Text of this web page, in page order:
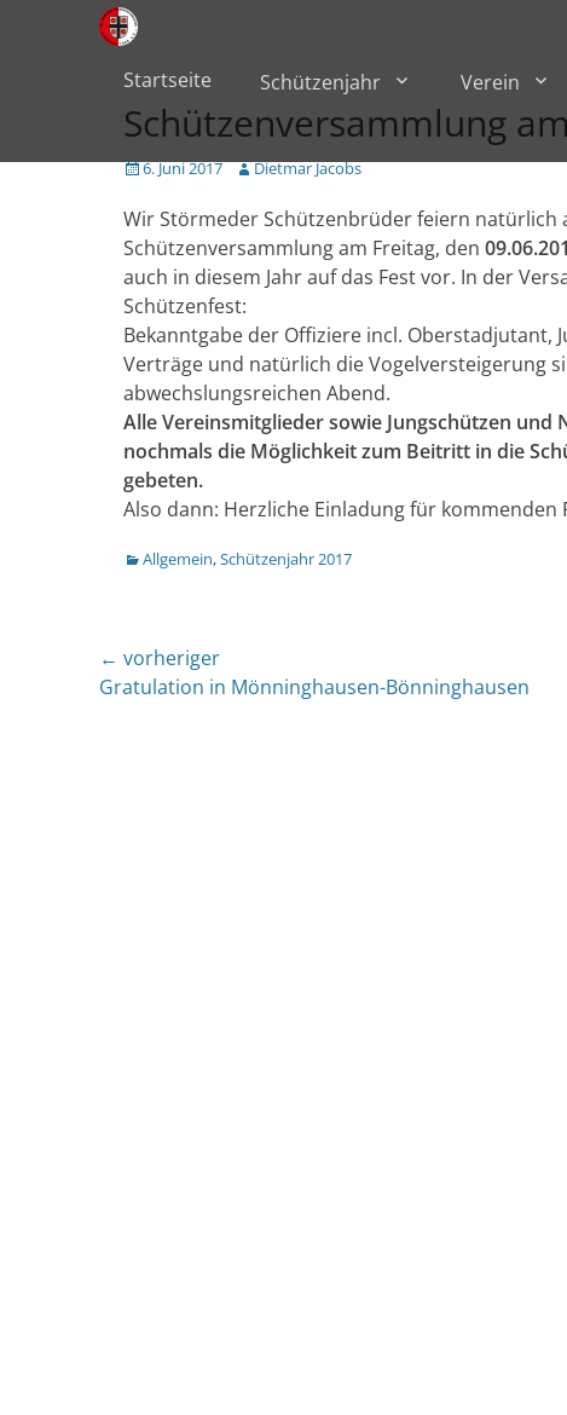
zum
Inhalt
überspringen
Primärmenü
Startseite Schützenjahr Verein
Schützenversammlung
Veröffentlicht
6. Juni 2017 Author
Dietmar Jacobs
Wir Störmeder Schützenbrüder feiern natürlich
Schützenversammlung am Freitag, den
auch in diesem Jahr auf das Fest vor. In der
Schützenfest:
Bekanntgabe der Offiziere incl. Oberstadjutant,
Verträge und natürlich die Vogelversteigerung
abwechslungsreichen Abend.
Alle Vereinsmitglieder sowie Jungschützen
nochmals die Möglichkeit zum Beitritt in die
gebeten.
Also dann: Herzliche Einladung für kommenden
Kategorien
Allgemein,Schützenjahr 2017
Beitragsnavigation
← vorheriger
Vorheriger
Gratulation in Mönninghausen-Bönninghausen